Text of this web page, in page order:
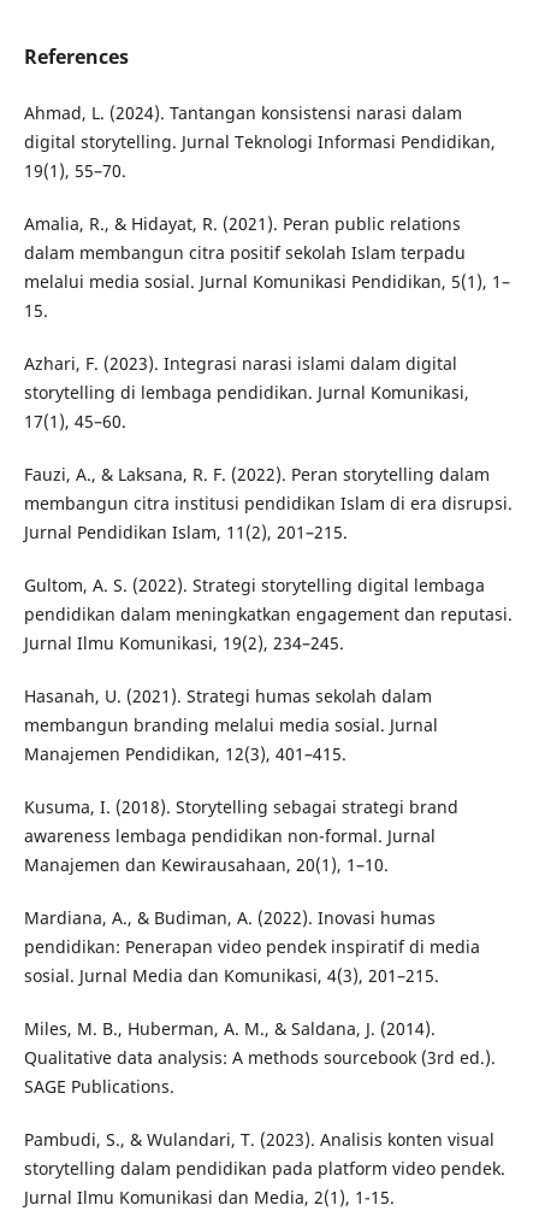
References
Ahmad, L. (2024). Tantangan konsistensi narasi dalam
digital storytelling. Jurnal Teknologi Informasi Pendidikan,
19(1), 55–70.
Amalia, R., & Hidayat, R. (2021). Peran public relations
dalam membangun citra positif sekolah Islam terpadu
melalui media sosial. Jurnal Komunikasi Pendidikan, 5(1), 1–
15.
Azhari, F. (2023). Integrasi narasi islami dalam digital
storytelling di lembaga pendidikan. Jurnal Komunikasi,
17(1), 45–60.
Fauzi, A., & Laksana, R. F. (2022). Peran storytelling dalam
membangun citra institusi pendidikan Islam di era disrupsi.
Jurnal Pendidikan Islam, 11(2), 201–215.
Gultom, A. S. (2022). Strategi storytelling digital lembaga
pendidikan dalam meningkatkan engagement dan reputasi.
Jurnal Ilmu Komunikasi, 19(2), 234–245.
Hasanah, U. (2021). Strategi humas sekolah dalam
membangun branding melalui media sosial. Jurnal
Manajemen Pendidikan, 12(3), 401–415.
Kusuma, I. (2018). Storytelling sebagai strategi brand
awareness lembaga pendidikan non-formal. Jurnal
Manajemen dan Kewirausahaan, 20(1), 1–10.
Mardiana, A., & Budiman, A. (2022). Inovasi humas
pendidikan: Penerapan video pendek inspiratif di media
sosial. Jurnal Media dan Komunikasi, 4(3), 201–215.
Miles, M. B., Huberman, A. M., & Saldana, J. (2014).
Qualitative data analysis: A methods sourcebook (3rd ed.).
SAGE Publications.
Pambudi, S., & Wulandari, T. (2023). Analisis konten visual
storytelling dalam pendidikan pada platform video pendek.
Jurnal Ilmu Komunikasi dan Media, 2(1), 1-15.